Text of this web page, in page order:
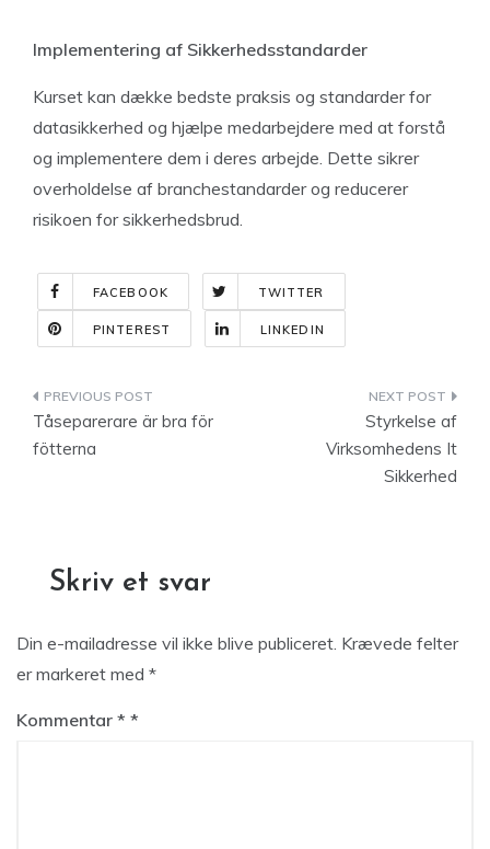
Implementering af Sikkerhedsstandarder
Kurset kan dække bedste praksis og standarder for
datasikkerhed og hjælpe medarbejdere med at forstå
og implementere dem i deres arbejde. Dette sikrer
overholdelse af branchestandarder og reducerer
risikoen for sikkerhedsbrud.
FACEBOOK TWITTER
PINTEREST LINKEDIN
Indlægsnavigation
Tåseparerare är bra för
fötterna
Styrkelse af
Virksomhedens It
Sikkerhed
Skriv et svar
Din e-mailadresse vil ikke blive publiceret. Krævede felter
er markeret med *
Kommentar *